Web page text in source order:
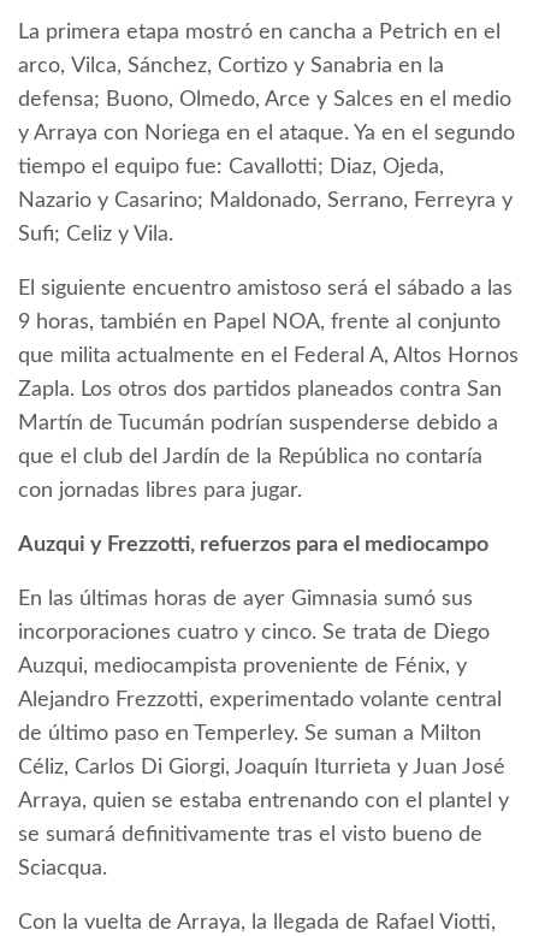
La primera etapa mostró en cancha a Petrich en el
arco, Vilca, Sánchez, Cortizo y Sanabria en la
defensa; Buono, Olmedo, Arce y Salces en el medio
y Arraya con Noriega en el ataque. Ya en el segundo
tiempo el equipo fue: Cavallotti; Diaz, Ojeda,
Nazario y Casarino; Maldonado, Serrano, Ferreyra y
Sufi; Celiz y Vila.
El siguiente encuentro amistoso será el sábado a las
9 horas, también en Papel NOA, frente al conjunto
que milita actualmente en el Federal A, Altos Hornos
Zapla. Los otros dos partidos planeados contra San
Martín de Tucumán podrían suspenderse debido a
que el club del Jardín de la República no contaría
con jornadas libres para jugar.
Auzqui y Frezzotti, refuerzos para el mediocampo
En las últimas horas de ayer Gimnasia sumó sus
incorporaciones cuatro y cinco. Se trata de Diego
Auzqui, mediocampista proveniente de Fénix, y
Alejandro Frezzotti, experimentado volante central
de último paso en Temperley. Se suman a Milton
Céliz, Carlos Di Giorgi, Joaquín Iturrieta y Juan José
Arraya, quien se estaba entrenando con el plantel y
se sumará definitivamente tras el visto bueno de
Sciacqua.
Con la vuelta de Arraya, la llegada de Rafael Viotti,